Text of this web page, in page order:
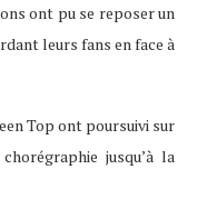
ont pu se reposer un
leurs fans en face à
Top ont poursuivi sur
jusqu’à la